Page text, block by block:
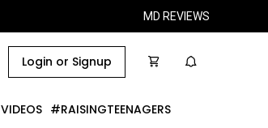
MD REVIEWS
Login or Signup
VIDEOS #RAISINGTEENAGERS